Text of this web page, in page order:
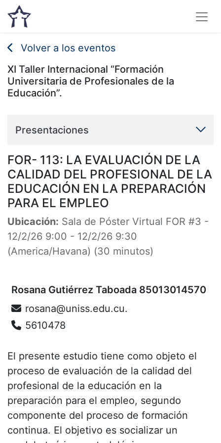
Volver a los eventos
XI Taller Internacional “Formación
Universitaria de Profesionales de la
Educación”.
Presentaciones
FOR- 113: LA EVALUACIÓN DE LA
CALIDAD DEL PROFESIONAL DE LA
EDUCACIÓN EN LA PREPARACIÓN
PARA EL EMPLEO
Ubicación: Sala de Póster Virtual FOR #3 -
12/2/26 9:00 - 12/2/26 9:30
(America/Havana) (30 minutos)
Rosana Gutiérrez Taboada 85013014570
rosana@uniss.edu.cu.
5610478
El presente estudio tiene como objeto el
proceso de evaluación de la calidad del
profesional de la educación en la
preparación para el empleo, segundo
componente del proceso de formación
continua. El objetivo es socializar un